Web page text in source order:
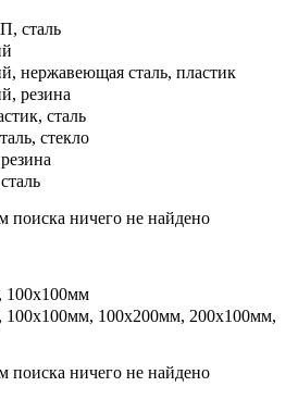
сталь
нержавеющая сталь, пластик
резина
сталь
стекло
поиска ничего не найдено
100x100мм
100x100мм, 100x200мм, 200x100мм,
поиска ничего не найдено